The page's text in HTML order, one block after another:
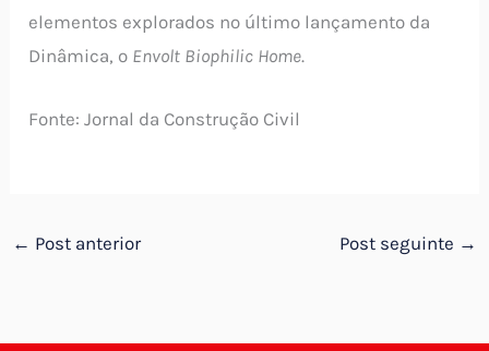
elementos explorados no último lançamento da
Dinâmica, o Envolt Biophilic Home.
Fonte: Jornal da Construção Civil
← Post anterior Post seguinte →